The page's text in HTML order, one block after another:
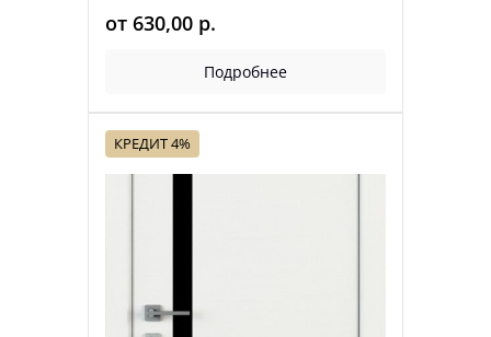
от 630,00 р.
Подробнее
КРЕДИТ 4%